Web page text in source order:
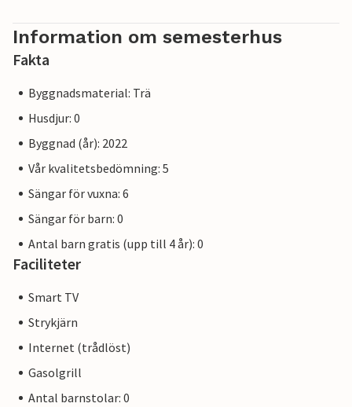
Information om semesterhus
Fakta
Byggnadsmaterial: Trä
Husdjur: 0
Byggnad (år): 2022
Vår kvalitetsbedömning: 5
Sängar för vuxna: 6
Sängar för barn: 0
Antal barn gratis (upp till 4 år): 0
Faciliteter
Smart TV
Strykjärn
Internet (trådlöst)
Gasolgrill
Antal barnstolar: 0